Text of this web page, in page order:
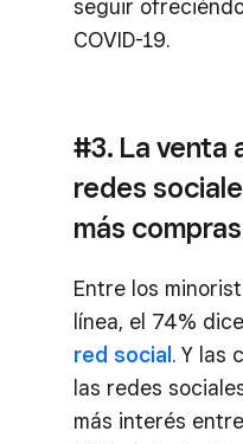
seguir
COVID-19.
#3. La venta
redes
más compras
Entre los
línea, el 74%
red social. Y las
las redes
más interés